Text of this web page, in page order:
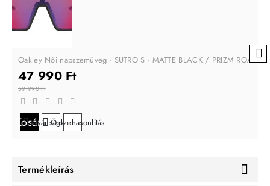
Oakley Női napszemüveg - SUTRO S - MATTE BLACK / PRIZM ROAD
47 990 Ft
59 990 Ft
Kosárba
Kívánságlistára
Összehasonlítás
Termékleírás